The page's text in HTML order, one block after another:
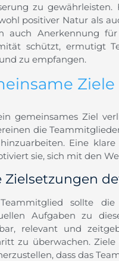
zu
positiver Natur als
auch Anerkennung
schützt, ermutigt
zu empfangen.
gemeinsames Ziel
die
Eine
sie, sich mit den
Zielsetzungen
sollte
Aufgaben zu
relevant und
zu überwachen.
dass das